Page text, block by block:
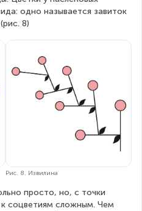
одно называется завиток
8)
Рис. 8. Извилина
просто, но, с точки
к соцветиям сложным. Чем